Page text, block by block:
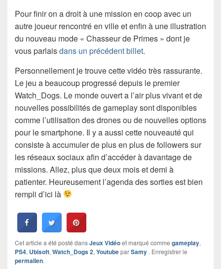
Pour finir on a droit à une mission en coop avec un
autre joueur rencontré en ville et enfin à une illustration
du nouveau mode « Chasseur de Primes » dont je
vous parlaisdans un précédent billet.
Personnellement je trouve cette vidéo très rassurante.
Le jeu a beaucoup progressé depuis le premier
Watch_Dogs. Le monde ouvert a l’air plus vivant et de
nouvelles possibilités de gameplay sont disponibles
comme l’utilisation des drones ou de nouvelles options
pour le smartphone. Il y a aussi cette nouveauté qui
consiste à accumuler de plus en plus de followers sur
les réseaux sociaux afin d’accéder à davantage de
missions. Allez, plus que deux mois et demi à
patienter. Heureusement l’agenda des sorties est bien
rempli d’ici là
Cet article a été posté dansJeux Vidéoet marqué comme gameplay,
PS4, Ubisoft, Watch_Dogs 2, YoutubeparSamy . Enregistrer le
permalien.